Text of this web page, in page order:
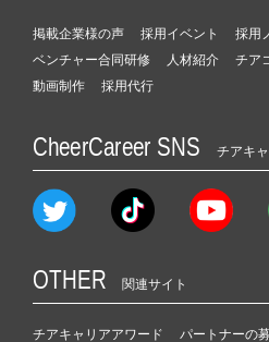
掲載企業様の声 採用イベント 採用
ベンチャー合同研修
人材紹介 チア
動画制作
採用代行
CheerCareer SNS チアキ
OTHER 関連サイト
チアキャリアアワード パートナーの